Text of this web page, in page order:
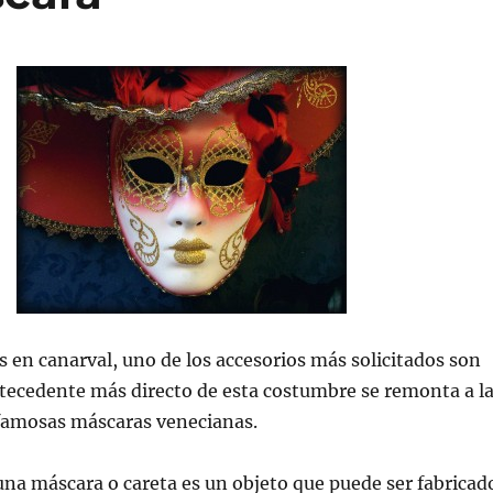
en canarval, uno de los accesorios más solicitados son
más directo de esta costumbre se remonta a la
máscaras venecianas.
máscara o careta es un objeto que puede ser